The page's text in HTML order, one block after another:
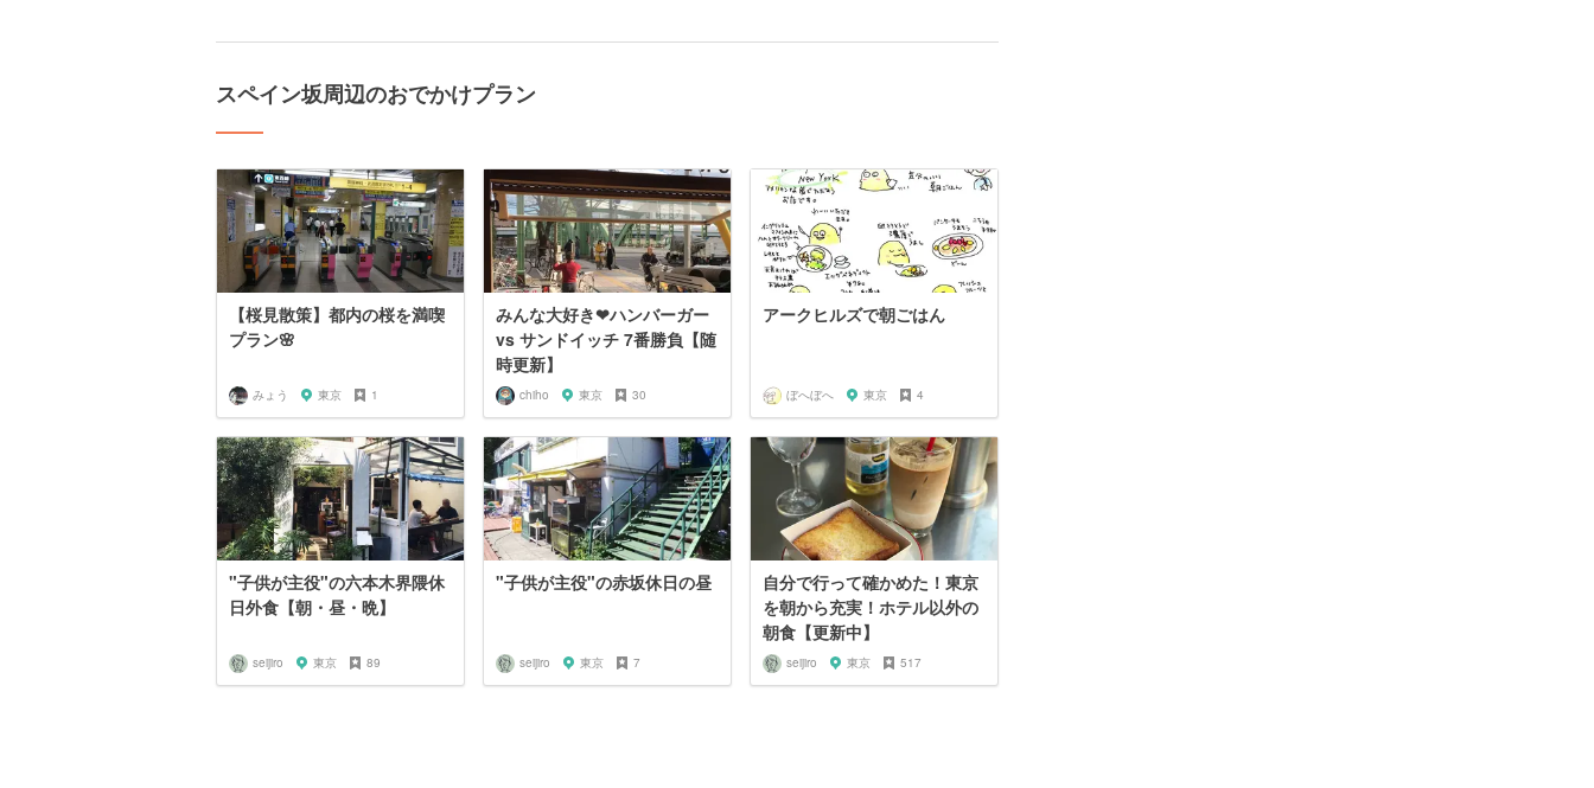
スペイン坂周辺のおでかけプラン
【桜見散策】都内の桜を満喫
プラン🌸
みょう 東京 1
みんな大好き❤︎ハンバーガー
vs サンドイッチ 7番勝負【随
時更新】
chiho 東京 30
アークヒルズで朝ごはん
ぼへぼへ 東京 4
"子供が主役"の六本木界隈休
日外食【朝・昼・晩】
seijiro 東京 89
"子供が主役"の赤坂休日の昼
seijiro 東京 7
自分で行って確かめた！東京
を朝から充実！ホテル以外の
朝食【更新中】
seijiro 東京 517